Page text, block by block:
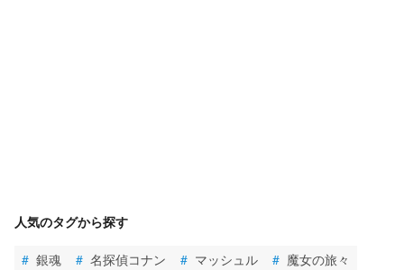
人気のタグから探す
# 銀魂 # 名探偵コナン # マッシュル # 魔女の旅々